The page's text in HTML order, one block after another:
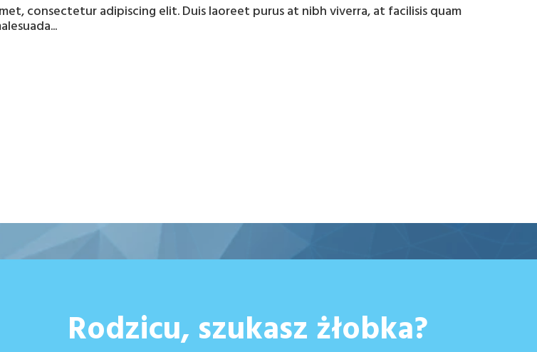
Rodzicu,szukasz żłobka?
consectetur adipiscing elit. Duis laoreet purus at nibh viverra, at facilisis quam